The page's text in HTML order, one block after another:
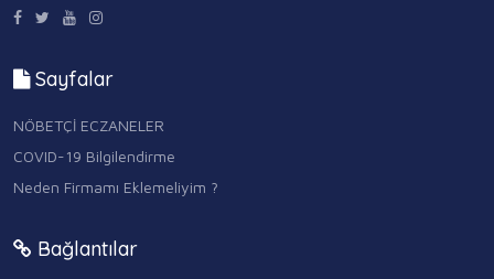
Sayfalar
NÖBETÇİ ECZANELER
COVID-19 Bilgilendirme
Neden Firmamı Eklemeliyim ?
Bağlantılar